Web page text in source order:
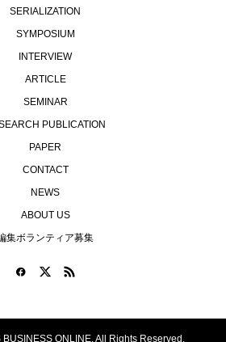
SERIALIZATION
SYMPOSIUM
INTERVIEW
ARTICLE
SEMINAR
PUBLICATION
PAPER
CONTACT
NEWS
ABOUT US
集ボランティア募集
ONLINE. All Rights Reserved.